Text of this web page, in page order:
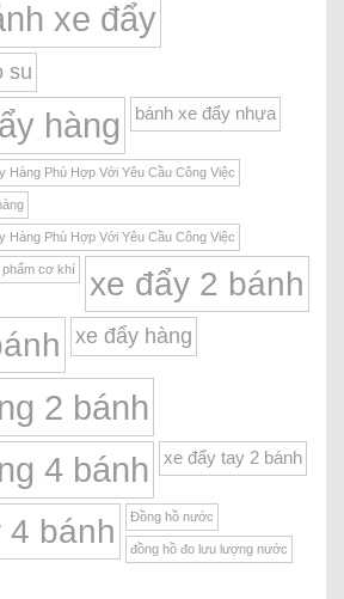
xe đẩy
su
hàng bánh xe đẩy nhựa
Hàng Phù Hợp Với Yêu Cầu Công Việc
Hàng Phù Hợp Với Yêu Cầu Công Việc
phẩm cơ khí
xe đẩy 2 bánh
xe đẩy hàng
2 bánh
4 bánh xe đẩy tay 2 bánh
4 bánh Đồng hồ nước
đồng hồ đo lưu lượng nước